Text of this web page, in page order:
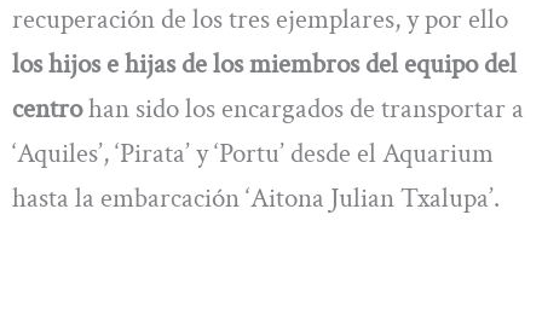
recuperación de los tres ejemplares, y por ello
los hijos e hijas de los miembros del equipo del
centrohan sido los encargados de transportar a
‘Aquiles’, ‘Pirata’ y ‘Portu’ desde el Aquarium
hasta la embarcación ‘Aitona Julian Txalupa’.